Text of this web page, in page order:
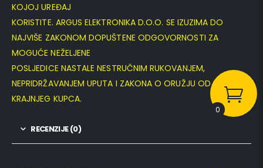
KOJOJ UREĐAJ
KORISTITE. ARGUS ELEKTRONIKA D.O.O. SE IZUZIMA DO
NAJVIŠE ZAKONOM DOPUŠTENE ODGOVORNOSTI ZA
MOGUĆE NEŽELJENE
POSLJEDICE NASTALE NESTRUČNIM RUKOVANJEM,
NEPRIDRŽAVANJEM UPUTA I ZAKONA O ORUŽJU OD STRANE
KRAJNJEG KUPCA.
RECENZIJE (0)
0